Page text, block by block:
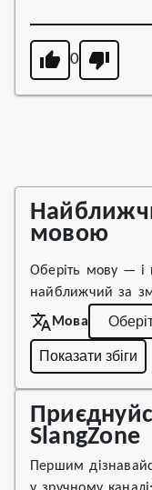
0
мовою
Оберіть мову — і
найближчий за
Мова
Показати збіги
SlangZone
Першим